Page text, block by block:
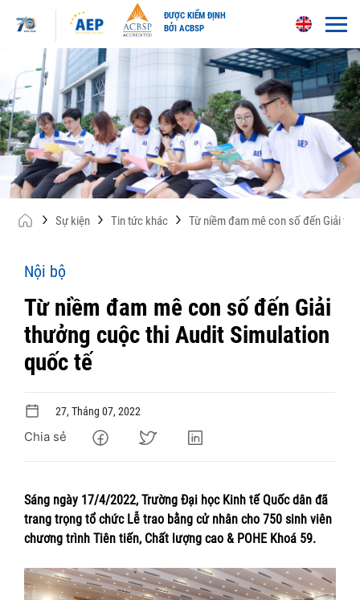
content
ĐƯỢC KIỂM ĐỊNH
BỞI ACBSP
Sự kiện Tin tức khác Từ niềm đam mê con số đến Giải
Nội bộ
Từ niềm đam mê con số đến Giải
thưởng cuộc thi Audit Simulation
quốc tế
27, Tháng 07, 2022
Chia sẻ
Sáng ngày 17/4/2022, Trường Đại học Kinh tế Quốc dân đã
trang trọng tổ chức Lễ trao bằng cử nhân cho 750 sinh viên
chương trình Tiên tiến, Chất lượng cao & POHE Khoá 59.